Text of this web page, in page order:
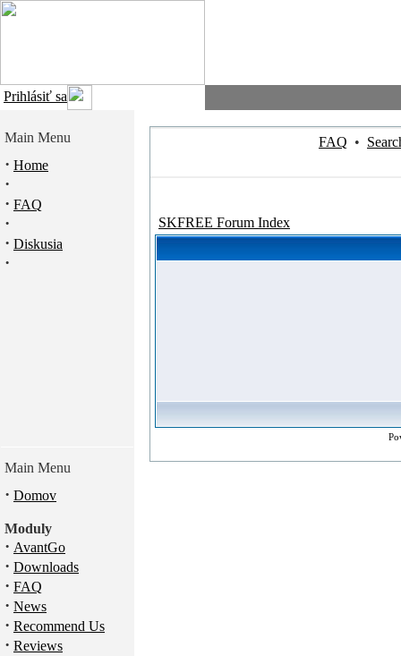
Prihlásiť sa
Main Menu
· Home
·
· FAQ
·
· Diskusia
·
Main Menu
· Domov
Moduly
· AvantGo
· Downloads
· FAQ
· News
· Recommend Us
· Reviews
FAQ •
SKFREE Forum Index